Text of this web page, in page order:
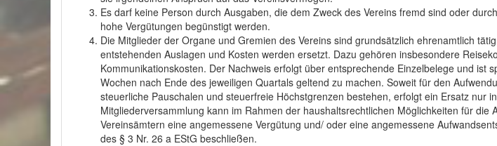
Es darf keine Person durch Ausgaben, die dem Zweck des Vereins fremd sind oder
hohe Vergütungen begünstigt werden.
Die Mitglieder der Organe und Gremien des Vereins sind grundsätzlich ehrenamtlich
entstehenden Auslagen und Kosten werden ersetzt. Dazu gehören insbesondere
Kommunikationskosten. Der Nachweis erfolgt über entsprechende Einzelbelege und ist
Wochen nach Ende des jeweiligen Quartals geltend zu machen. Soweit für den
steuerliche Pauschalen und steuerfreie Höchstgrenzen bestehen, erfolgt ein Ersatz nur
Mitgliederversammlung kann im Rahmen der haushaltsrechtlichen Möglichkeiten für die
Vereinsämtern eine angemessene Vergütung und/ oder eine angemessene
des § 3 Nr. 26 a EStG beschließen.